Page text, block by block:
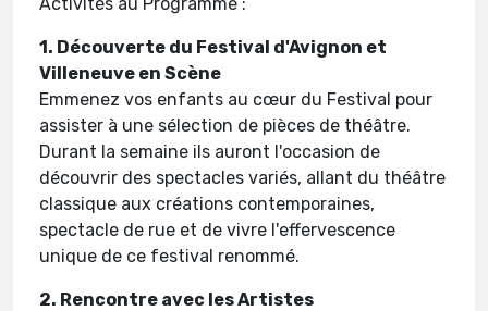
1. Découverte du Festival d'Avignon et
Villeneuve en Scène
Emmenez vos enfants au cœur du Festival pour
assister à une sélection de pièces de théâtre.
Durant la semaine ils auront l'occasion de
découvrir des spectacles variés, allant du théâtre
classique aux créations contemporaines,
spectacle de rue et de vivre l'effervescence
unique de ce festival renommé.
2. Rencontre avec les Artistes